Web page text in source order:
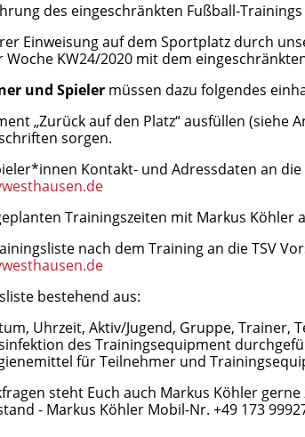
des eingeschränkten Fußball-
Einweisung auf dem Sportplatz durch
Woche KW24/2020 mit dem
und Spielermüssen dazu folgendes
„Zurück auf den Platz“ ausfüllen
sorgen.
Kontakt- und Adressdaten an
Trainingszeiten mit Markus
nach dem Training an die TSV
bestehend aus:
Uhrzeit, Aktiv/Jugend, Gruppe,
des Trainingsequipment
für Teilnehmer und
steht Euch auch Markus Köhler
- Markus Köhler Mobil-Nr. +49 173